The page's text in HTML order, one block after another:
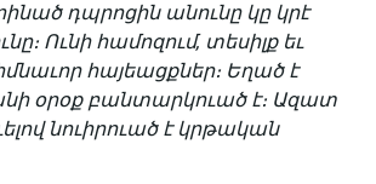
դպրոցին անունը կը կրէ
Ունի համոզում, տեսիլք եւ
հայեացքներ։ Եղած է
օրօք բանտարկուած է։ Ազատ
նուիրուած է կրթական